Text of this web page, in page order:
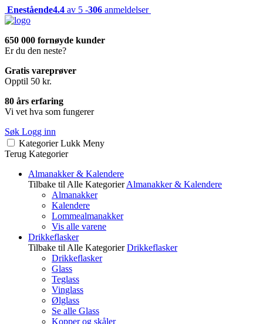
Enestående4.4 av 5 -306 anmeldelser
650 000 fornøyde kunder
Er du den neste?
Gratis vareprøver
Opptil 50 kr.
80 års erfaring
Vi vet hva som fungerer
Søk Logg inn
Kategorier Lukk Meny
Terug Kategorier
Almanakker & Kalendere
Tilbake til Alle Kategorier Almanakker & Kalendere
Almanakker
Kalendere
Lommealmanakker
Vis alle varene
Drikkeflasker
Tilbake til Alle Kategorier Drikkeflasker
Drikkeflasker
Glass
Teglass
Vinglass
Ølglass
Se alle Glass
Kopper og skåler